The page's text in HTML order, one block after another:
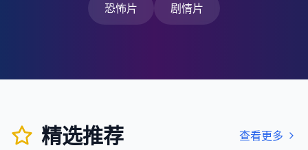
恐怖片 剧情片
精选推荐 查看更多